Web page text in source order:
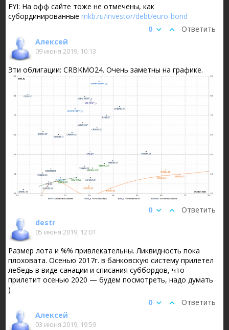
FYI: На офф сайте тоже не отмечены, как
субординированныеmkb.ru/investor/debt/euro-bond
Ответить
0
Алексей
09 июня 2019, 10:13
Эти облигации: CRBKMO24. Очень заметны на графике.
Ответить
0
destr
05 июня 2019, 12:01
Размер лота и %% привлекательны. Ликвидность пока
плоховата. Осенью 2017г. в банковскую систему прилетел
лебедь в виде санации и списания суббордов, что
прилетит осенью 2020 — будем посмотреть, надо думать
)
Ответить
0
Алексей
03 июня 2019, 19:59